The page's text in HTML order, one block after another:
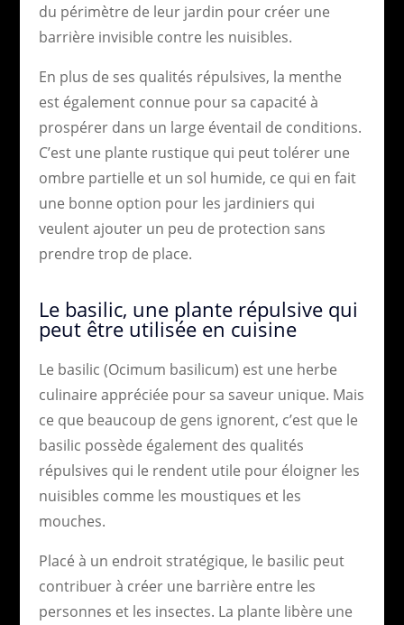
du périmètre de leur jardin pour créer une
barrière invisible contre les nuisibles.
En plus de ses qualités répulsives, la menthe
est également connue pour sa capacité à
prospérer dans un large éventail de conditions.
C’est une plante rustique qui peut tolérer une
ombre partielle et un sol humide, ce qui en fait
une bonne option pour les jardiniers qui
veulent ajouter un peu de protection sans
prendre trop de place.
Le basilic, une plante répulsive qui
peut être utilisée en cuisine
Le basilic (Ocimum basilicum) est une herbe
culinaire appréciée pour sa saveur unique. Mais
ce que beaucoup de gens ignorent, c’est que le
basilic possède également des qualités
répulsives qui le rendent utile pour éloigner les
nuisibles comme les moustiques et les
mouches.
Placé à un endroit stratégique, le basilic peut
contribuer à créer une barrière entre les
personnes et les insectes. La plante libère une